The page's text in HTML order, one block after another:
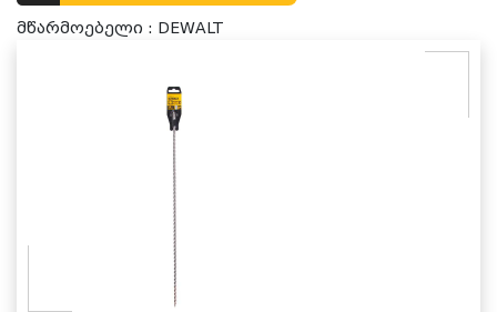
მწარმოებელი : DEWALT